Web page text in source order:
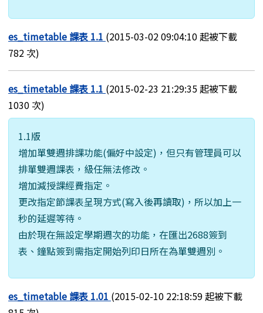
es_timetable 課表 1.1 (2015-03-02 09:04:10 起被下載
782 次)
es_timetable 課表 1.1 (2015-02-23 21:29:35 起被下載
1030 次)
1.1版
增加單雙週排課功能(偏好中設定)，但只有管理員可以
排單雙週課表，級任無法修改。
增加減授課經費指定。
更改指定節課表呈現方式(寫入後再讀取)，所以加上一
秒的延遲等待。
由於現在無設定學期週次的功能，在匯出2688簽到
表、鐘點簽到需指定開始列印日所在為單雙週別。
es_timetable 課表 1.01 (2015-02-10 22:18:59 起被下載